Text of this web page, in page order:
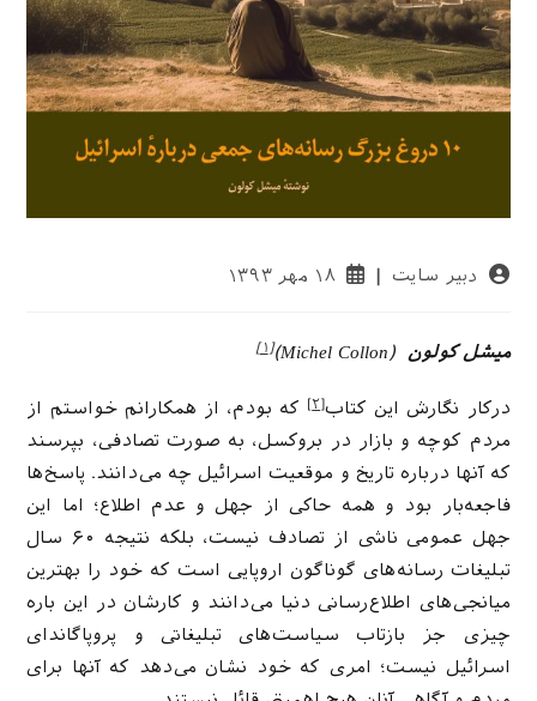
نویسندهٔدبیر سایت
نوشته
۱۸ مهر ۱۳۹۳
میشل کولون(Michel Collon) [۱]
درکار نگارش این کتاب[۲]
که بودم، از همکارانم خواستم از
مردم کوچه و بازار در بروکسل، به صورت تصادفی، بپرسند
که آنها درباره تاریخ و موقعیت اسرائیل چه می‌دانند. پاسخ‌ها
فاجعه‌بار بود و همه حاکی از جهل و عدم اطلاع؛ اما این
جهل عمومی ناشی از تصادف نیست، بلکه نتیجه ۶۰ سال
تبلیغات رسانه‌های گوناگون اروپایی است که خود را بهترین
میانجی‌های اطلاع‌رسانی دنیا می‌دانند و کارشان در این باره
چیزی جز بازتاب سیاست‌های تبلیغاتی و پروپاگاندای
اسرائیل نیست؛ امری که خود نشان می‌دهد که آنها برای